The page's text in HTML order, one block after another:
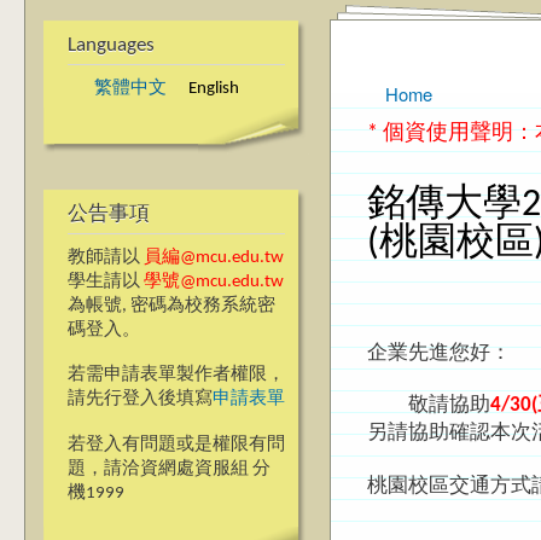
Languages
繁體中文 English
公告事項
教師請以 員編@mcu.edu.tw
學生請以 學號@mcu.edu.tw
為帳號, 密碼為校務系統密
碼登入。
若需申請表單製作者權限，
請先行登入後填寫申請表單
若登入有問題或是權限有問
題，請洽資網處資服組 分
機1999
You are here
Home
* 個資使用聲明
銘傳大學
(桃園校區
企業先進您好：
敬請協助4/30(
另請協助確認本次
桃園校區交通方式